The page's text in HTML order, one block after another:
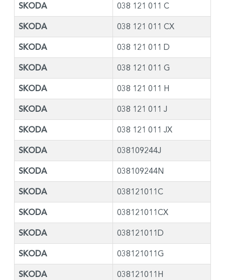
SKODA 038 121 011 C
SKODA 038 121 011 CX
SKODA 038 121 011 D
SKODA 038 121 011 G
SKODA 038 121 011 H
SKODA 038 121 011 J
SKODA 038 121 011 JX
SKODA 038109244J
SKODA 038109244N
SKODA 038121011C
SKODA 038121011CX
SKODA 038121011D
SKODA 038121011G
SKODA 038121011H